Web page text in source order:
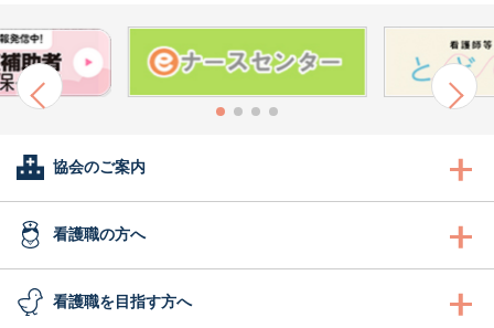
協会のご案内
会長あいさつ
協会概要
看護職の方へ
看護職の方へ
看護職を目指す方へ